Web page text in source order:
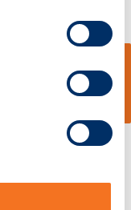
2.000.000,00 i.v. La